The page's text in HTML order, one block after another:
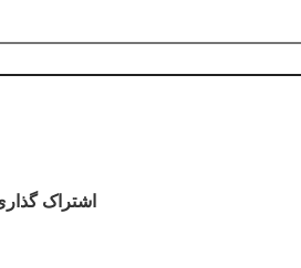
اشتراک